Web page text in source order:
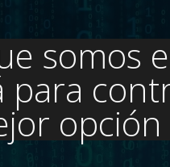
somos
para
opción